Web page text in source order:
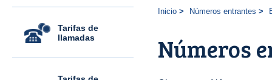
Tarifas de
llamadas
Inicio Números entrantes
Números